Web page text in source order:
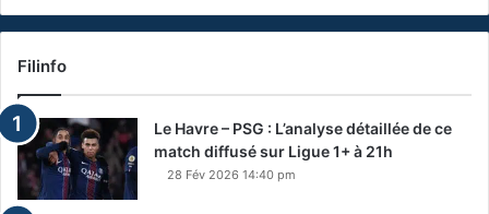
Filinfo
Le Havre – PSG : L’analyse détaillée de ce
match diffusé sur Ligue 1+ à 21h
28 Fév 2026 14:40 pm